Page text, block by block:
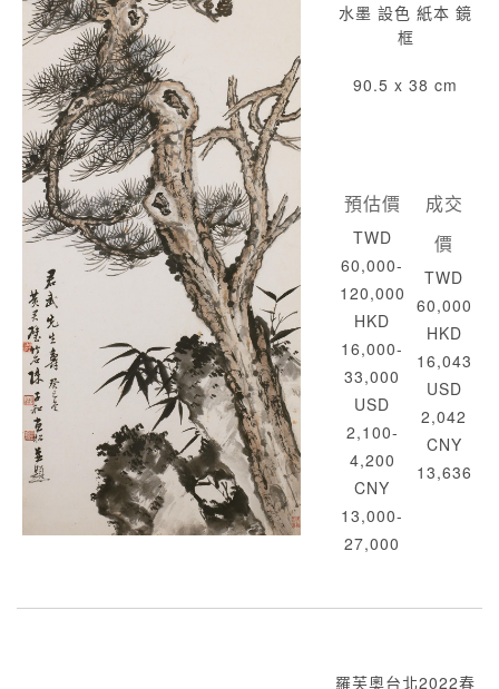
水墨 設色 紙本 鏡
框
90.5 x 38 cm
預估價
TWD
60,000-
120,000
HKD
16,000-
33,000
USD
2,100-
4,200
CNY
13,000-
27,000
成交
價
TWD
60,000
HKD
16,043
USD
2,042
CNY
13,636
羅芙奧台北2022春